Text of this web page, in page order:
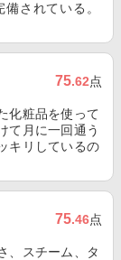
されている。
75.62点
化粧品を使って
て月に一回通う
キリしているの
75.46点
、スチーム、タ